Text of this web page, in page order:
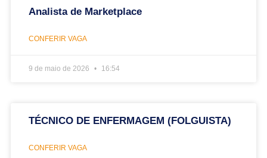
Analista de Marketplace
CONFERIR VAGA
9 de maio de 2026 16:54
TÉCNICO DE ENFERMAGEM (FOLGUISTA)
CONFERIR VAGA